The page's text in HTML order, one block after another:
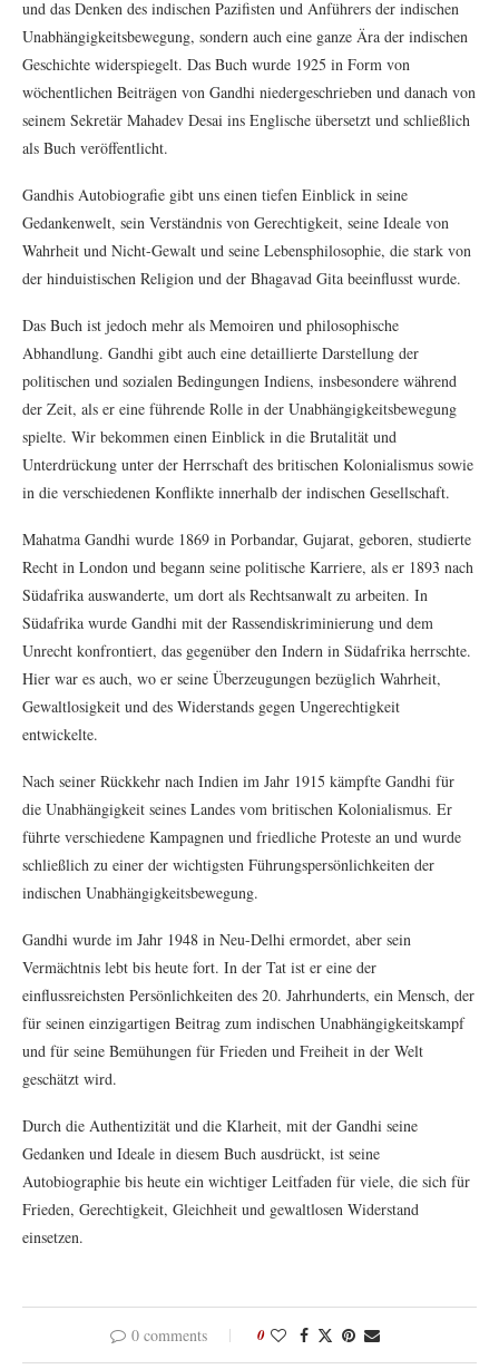
und das Denken des indischen Pazifisten und Anführers der indischen
Unabhängigkeitsbewegung, sondern auch eine ganze Ära der indischen
Geschichte widerspiegelt. Das Buch wurde 1925 in Form von
wöchentlichen Beiträgen von Gandhi niedergeschrieben und danach von
seinem Sekretär Mahadev Desai ins Englische übersetzt und schließlich
als Buch veröffentlicht.
Gandhis Autobiografie gibt uns einen tiefen Einblick in seine
Gedankenwelt, sein Verständnis von Gerechtigkeit, seine Ideale von
Wahrheit und Nicht-Gewalt und seine Lebensphilosophie, die stark von
der hinduistischen Religion und der Bhagavad Gita beeinflusst wurde.
Das Buch ist jedoch mehr als Memoiren und philosophische
Abhandlung. Gandhi gibt auch eine detaillierte Darstellung der
politischen und sozialen Bedingungen Indiens, insbesondere während
der Zeit, als er eine führende Rolle in der Unabhängigkeitsbewegung
spielte. Wir bekommen einen Einblick in die Brutalität und
Unterdrückung unter der Herrschaft des britischen Kolonialismus sowie
in die verschiedenen Konflikte innerhalb der indischen Gesellschaft.
Mahatma Gandhi wurde 1869 in Porbandar, Gujarat, geboren, studierte
Recht in London und begann seine politische Karriere, als er 1893 nach
Südafrika auswanderte, um dort als Rechtsanwalt zu arbeiten. In
Südafrika wurde Gandhi mit der Rassendiskriminierung und dem
Unrecht konfrontiert, das gegenüber den Indern in Südafrika herrschte.
Hier war es auch, wo er seine Überzeugungen bezüglich Wahrheit,
Gewaltlosigkeit und des Widerstands gegen Ungerechtigkeit
entwickelte.
Nach seiner Rückkehr nach Indien im Jahr 1915 kämpfte Gandhi für
die Unabhängigkeit seines Landes vom britischen Kolonialismus. Er
führte verschiedene Kampagnen und friedliche Proteste an und wurde
schließlich zu einer der wichtigsten Führungspersönlichkeiten der
indischen Unabhängigkeitsbewegung.
Gandhi wurde im Jahr 1948 in Neu-Delhi ermordet, aber sein
Vermächtnis lebt bis heute fort. In der Tat ist er eine der
einflussreichsten Persönlichkeiten des 20. Jahrhunderts, ein Mensch, der
für seinen einzigartigen Beitrag zum indischen Unabhängigkeitskampf
und für seine Bemühungen für Frieden und Freiheit in der Welt
geschätzt wird.
Durch die Authentizität und die Klarheit, mit der Gandhi seine
Gedanken und Ideale in diesem Buch ausdrückt, ist seine
Autobiographie bis heute ein wichtiger Leitfaden für viele, die sich für
Frieden, Gerechtigkeit, Gleichheit und gewaltlosen Widerstand
einsetzen.
0 comments 0